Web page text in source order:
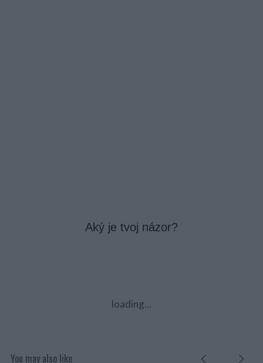
Aký je tvoj názor?
loading...
You may also like